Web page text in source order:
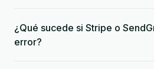
¿Qué sucede si Stripe o
error?